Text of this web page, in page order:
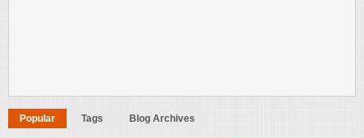
Popular Tags Blog Archives